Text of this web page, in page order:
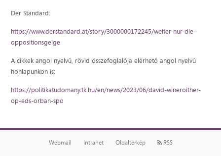
Der Standard:
https://www.derstandard.at/story/3000000172245/weiter-nur-die-
oppositionsgeige
A cikkek angol nyelvű, rövid összefoglalója elérhető angol nyelvű
honlapunkon is:
https://politikatudomany.tk.hu/en/news/2023/06/david-wineroither-
op-eds-orban-spo
Webmail Intranet Oldaltérkép RSS